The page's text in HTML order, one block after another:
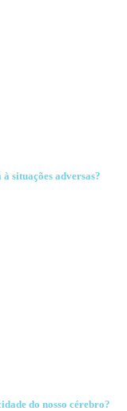
situações adversas?
do nosso cérebro?